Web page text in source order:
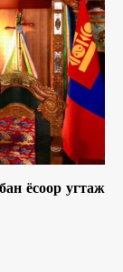
ёсоор угтаж